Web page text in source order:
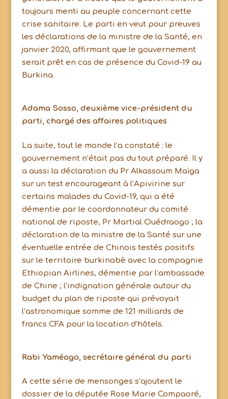
toujours menti au peuple concernant cette
crise sanitaire. Le parti en veut pour preuves
les déclarations de la ministre de la Santé, en
janvier 2020, affirmant que le gouvernement
serait prêt en cas de présence du Covid-19 au
Burkina.
Adama Sosso, deuxième vice-président du
parti, chargé des affaires politiques
La suite, tout le monde l’a constaté : le
gouvernement n’était pas du tout préparé. Il y
a aussi la déclaration du Pr Alkassoum Maïga
sur un test encourageant à l’Apivirine sur
certains malades du Covid-19, qui a été
démentie par le coordonnateur du comité
national de riposte, Pr Martial Ouédraogo ; la
déclaration de la ministre de la Santé sur une
éventuelle entrée de Chinois testés positifs
sur le territoire burkinabè avec la compagnie
Ethiopian Airlines, démentie par l’ambassade
de Chine ; l’indignation générale autour du
budget du plan de riposte qui prévoyait
l’astronomique somme de 121 milliards de
francs CFA pour la location d’hôtels.
Rabi Yaméogo, secrétaire général du parti
A cette série de mensonges s’ajoutent le
dossier de la députée Rose Marie Compaoré,